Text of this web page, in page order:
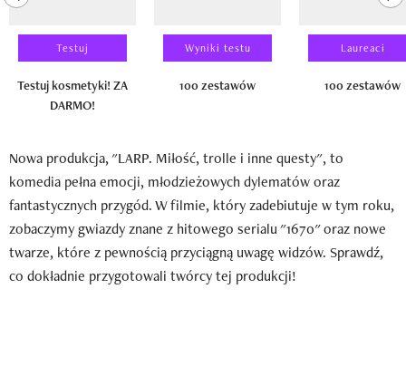
Testuj
Testuj kosmetyki! ZA
DARMO!
Wyniki testu
100 zestawów
Laureaci
100 zestawów
Nowa produkcja, "LARP. Miłość, trolle i inne questy", to
komedia pełna emocji, młodzieżowych dylematów oraz
fantastycznych przygód. W filmie, który zadebiutuje w tym roku,
zobaczymy gwiazdy znane z hitowego serialu "1670" oraz nowe
twarze, które z pewnością przyciągną uwagę widzów. Sprawdź,
co dokładnie przygotowali twórcy tej produkcji!